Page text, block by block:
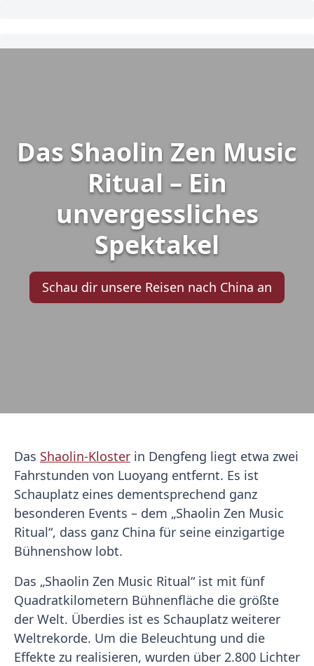
Das Shaolin Zen Music
Ritual – Ein
unvergessliches
Spektakel
Schau dir unsere Reisen nach China an
Das Shaolin-Kloster in Dengfeng liegt etwa zwei
Fahrstunden von Luoyang entfernt. Es ist
Schauplatz eines dementsprechend ganz
besonderen Events – dem „Shaolin Zen Music
Ritual“, dass ganz China für seine einzigartige
Bühnenshow lobt.
Das „Shaolin Zen Music Ritual“ ist mit fünf
Quadratkilometern Bühnenfläche die größte
der Welt. Überdies ist es Schauplatz weiterer
Weltrekorde. Um die Beleuchtung und die
Effekte zu realisieren, wurden über 2.800 Lichter